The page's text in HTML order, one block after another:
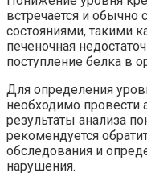
встречается и обычно
состояниями, такими
печеночная
поступление белка в
Для определения
необходимо провести
результаты анализа
рекомендуется
обследования и
нарушения.